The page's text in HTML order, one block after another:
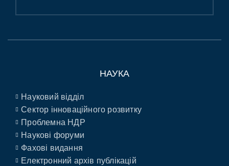
НАУКА
Науковий відділ
Сектор інноваційного розвитку
Проблемна НДР
Наукові форуми
Фахові видання
Електронний архів публікацій